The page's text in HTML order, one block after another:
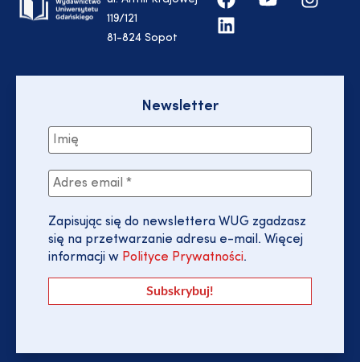
119/121
81-824 Sopot
Newsletter
Zapisując się do newslettera WUG zgadzasz
się na przetwarzanie adresu e-mail. Więcej
informacji w Polityce Prywatności.